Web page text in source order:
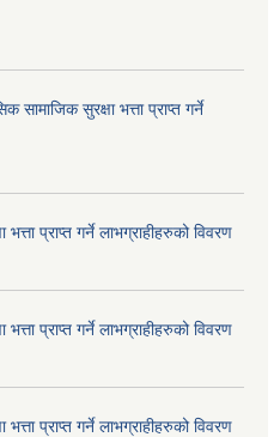
सुरक्षा भत्ता प्राप्त गर्ने
प्राप्त गर्ने लाभग्राहीहरुको विवरण
प्राप्त गर्ने लाभग्राहीहरुको विवरण
प्राप्त गर्ने लाभग्राहीहरुको विवरण